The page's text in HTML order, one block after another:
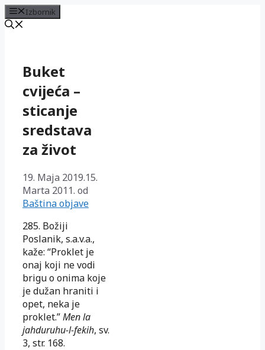
Izbornik
sadržajBuket
cvijeća –
sticanje
sredstava
za život
19. Maja 2019.15.
Marta 2011. od
Baština objave
285. Božiji
Poslanik, s.a.v.a.,
kaže: “Proklet je
onaj koji ne vodi
brigu o onima koje
je dužan hraniti i
opet, neka je
proklet.”Men la
jahduruhu-l-fekih, sv.
3, str. 168.